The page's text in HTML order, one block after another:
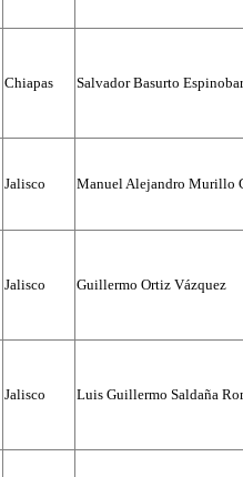
Chiapas Salvador Basurto
Jalisco Manuel Alejandro Murillo
Jalisco Guillermo Ortiz Vázquez
Jalisco Luis Guillermo Saldaña